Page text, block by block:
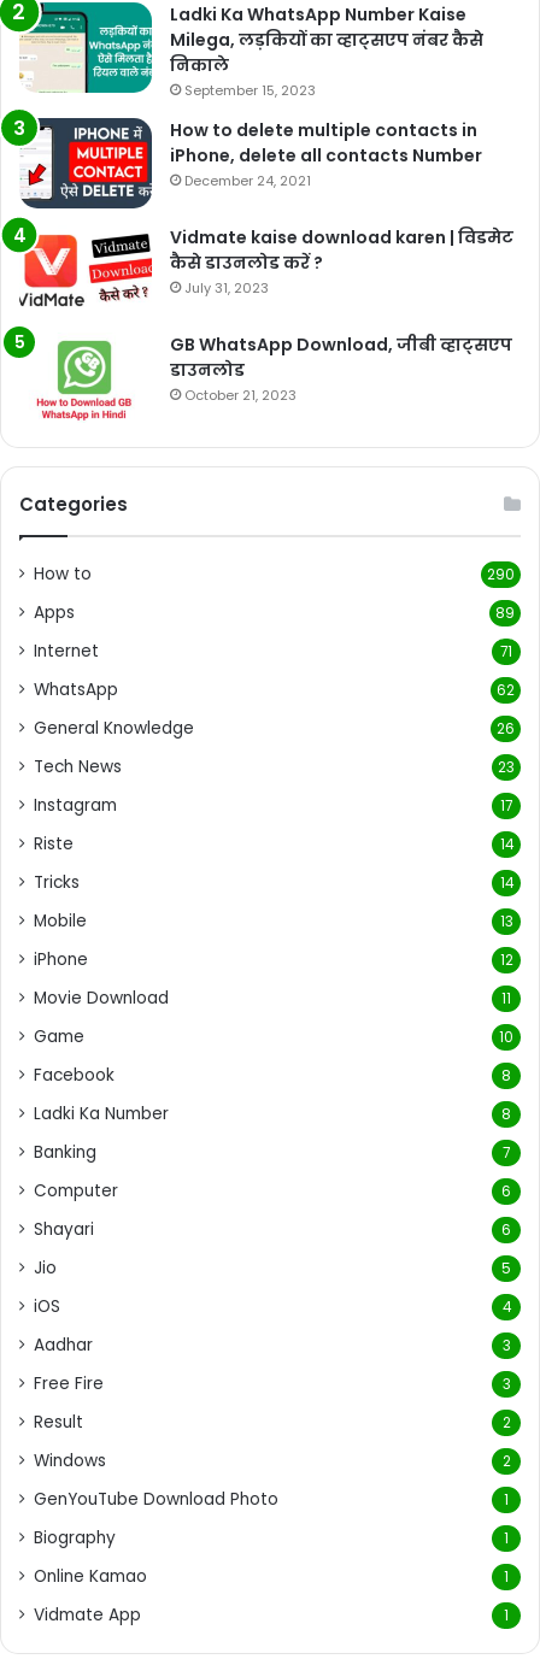
Ladki Ka WhatsApp Number Kaise
Milega, लड़कियों का व्हाट्सएप नंबर कैसे
निकाले
September 15, 2023
How to delete multiple contacts in
iPhone, delete all contacts Number
December 24, 2021
Vidmate kaise download karen | विडमेट
कैसे डाउनलोड करें ?
July 31, 2023
GB WhatsApp Download, जीबी व्हाट्सएप
डाउनलोड
October 21, 2023
Categories
How to 290
Apps 89
Internet 71
WhatsApp 62
General Knowledge 26
Tech News 23
Instagram 17
Riste 14
Tricks 14
Mobile 13
iPhone 12
Movie Download 11
Game 10
Facebook 8
Ladki Ka Number 8
Banking 7
Computer 6
Shayari 6
Jio 5
iOS 4
Aadhar 3
Free Fire 3
Result 2
Windows 2
GenYouTube Download Photo 1
Biography 1
Online Kamao 1
Vidmate App 1